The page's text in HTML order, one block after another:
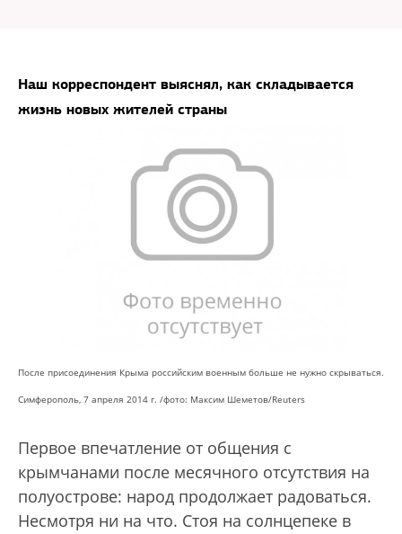
Наш корреспондент выяснял, как складывается
жизнь новых жителей страны
После присоединения Крыма российским военным больше не нужно скрываться.
Симферополь, 7 апреля 2014 г. /фото: Максим Шеметов/Reuters
Первое впечатление от общения с
крымчанами после месячного отсутствия на
полуострове: народ продолжает радоваться.
Несмотря ни на что. Стоя на солнцепеке в